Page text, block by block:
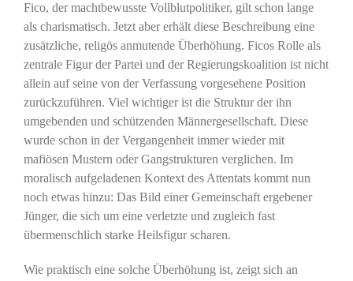
Fico, der machtbewusste Vollblutpolitiker, gilt schon lange
als charismatisch. Jetzt aber erhält diese Beschreibung eine
zusätzliche, religös anmutende Überhöhung. Ficos Rolle als
zentrale Figur der Partei und der Regierungskoalition ist nicht
allein auf seine von der Verfassung vorgesehene Position
zurückzuführen. Viel wichtiger ist die Struktur der ihn
umgebenden und schützenden Männergesellschaft. Diese
wurde schon in der Vergangenheit immer wieder mit
mafiösen Mustern oder Gangstrukturen verglichen. Im
moralisch aufgeladenen Kontext des Attentats kommt nun
noch etwas hinzu: Das Bild einer Gemeinschaft ergebener
Jünger, die sich um eine verletzte und zugleich fast
übermenschlich starke Heilsfigur scharen.
Wie praktisch eine solche Überhöhung ist, zeigt sich an